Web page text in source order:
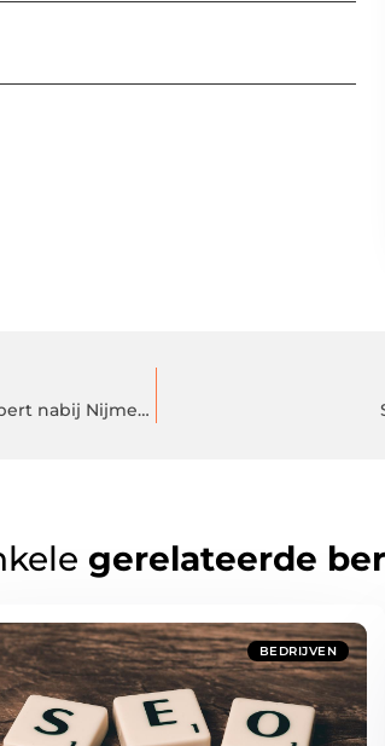
Een op maat gemaakte keuken laten ontwerpen door een expert nabij Nijmegen
gerelateerde
BEDRIJVEN